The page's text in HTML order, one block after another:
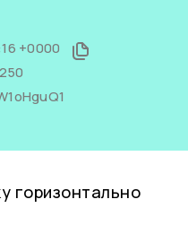
+0000
горизонтально